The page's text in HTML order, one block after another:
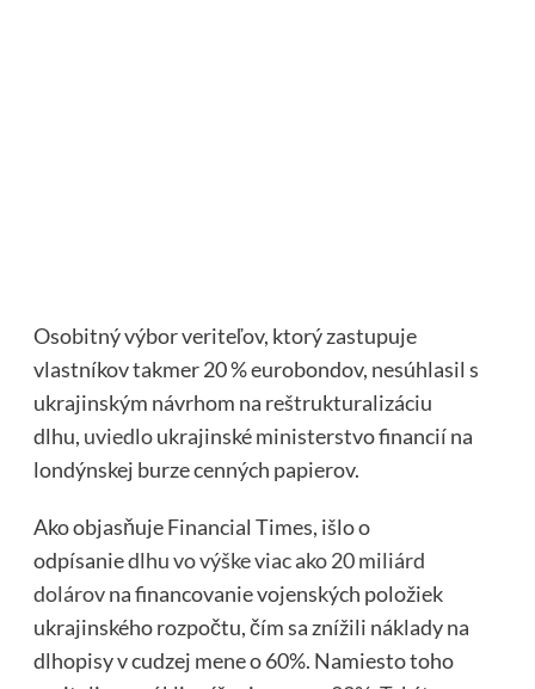
Osobitný výbor veriteľov, ktorý zastupuje
vlastníkov takmer 20 % eurobondov, nesúhlasil s
ukrajinským návrhom na reštrukturalizáciu
dlhu, uviedloukrajinské ministerstvo financií na
londýnskej burze cenných papierov.
Ako objasňuje Financial Times, išlo o
odpísaniedlhu vo výške viac ako 20 miliárd
dolárovna financovanie vojenských položiek
ukrajinského rozpočtu, čím sa znížili náklady na
dlhopisy v cudzej mene o 60%. Namiesto toho